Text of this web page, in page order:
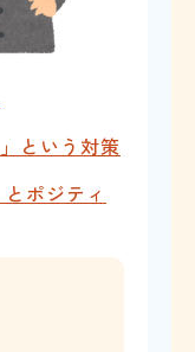
という対策
ポジティ